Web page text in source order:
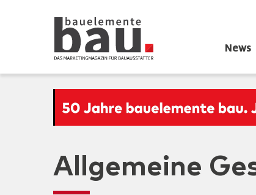
News
Allgemeine